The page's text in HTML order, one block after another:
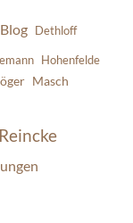
Blog Dethloff
Hohenfelde
Masch
Reincke